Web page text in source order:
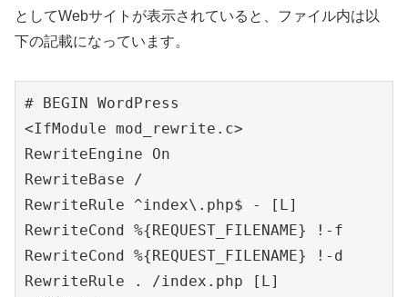
としてWebサイトが表示されていると、ファイル内は以
下の記載になっています。
# BEGIN WordPress
<IfModule mod_rewrite.c>
RewriteEngine On
RewriteBase /
RewriteRule ^index\.php$ - [L]
RewriteCond %{REQUEST_FILENAME} !-f
RewriteCond %{REQUEST_FILENAME} !-d
RewriteRule . /index.php [L]